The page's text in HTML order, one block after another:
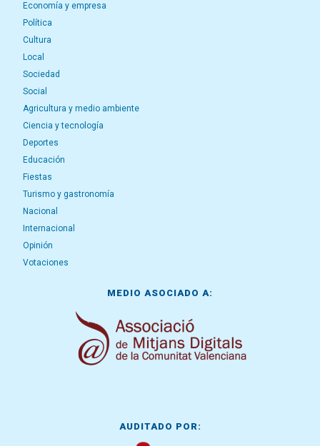
Economía y empresa
Política
Cultura
Local
Sociedad
Social
Agricultura y medio ambiente
Ciencia y tecnología
Deportes
Educación
Fiestas
Turismo y gastronomía
Nacional
Internacional
Opinión
Votaciones
MEDIO ASOCIADO A:
AUDITADO POR: